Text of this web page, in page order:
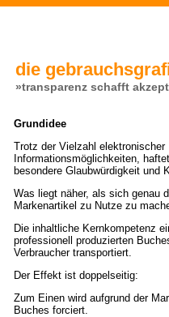
die
»transparenz schafft
Grundidee
Trotz der Vielzahl
Informationsmöglichkeiten,
besondere Glaubwürdigkeit und
Was liegt näher, als sich genau
Markenartikel zu Nutze zu
Die inhaltliche Kernkompetenz
professionell produzierten
Verbraucher transportiert.
Der Effekt ist doppelseitig:
Zum Einen wird aufgrund der
Buches forciert.